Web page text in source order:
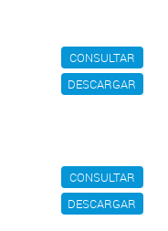
CONSULTAR
DESCARGAR
CONSULTAR
DESCARGAR